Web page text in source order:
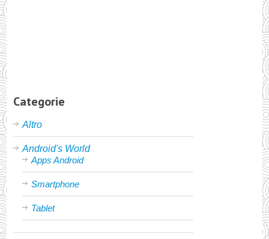
Categorie
Altro
Android's World
Apps Android
Smartphone
Tablet